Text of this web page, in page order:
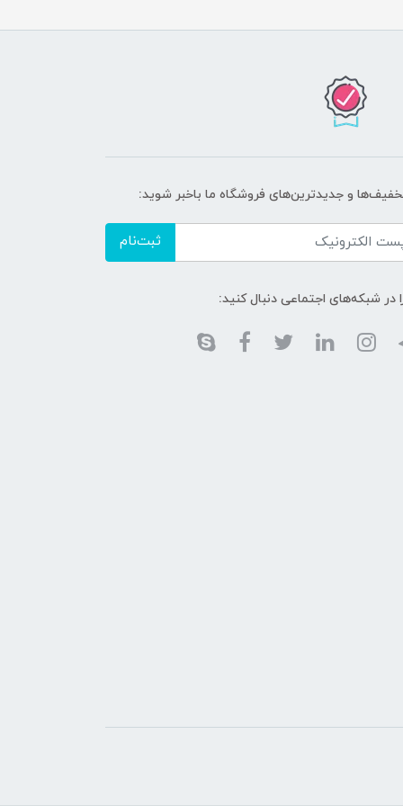
و جدیدترین‌های فروشگاه ما باخبر شوید:
ثبت‌نام
در شبکه‌های اجتماعی دنبال کنید: